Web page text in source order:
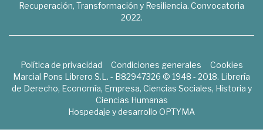
Recuperación, Transformación y Resiliencia. Convocatoria
2022.
Política de privacidad Condiciones generales
Cookies
Marcial Pons Librero S.L. - B82947326 © 1948 - 2018. Librería
de Derecho, Economía, Empresa, Ciencias Sociales, Historia y
Ciencias Humanas
Hospedaje y desarrollo OPTYMA